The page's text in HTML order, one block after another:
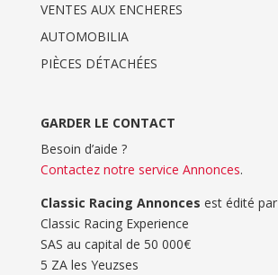
VENTES AUX ENCHERES
AUTOMOBILIA
PIÈCES DÉTACHÉES
GARDER LE CONTACT
Besoin d’aide ?
Contactez notre service Annonces.
Classic Racing Annonces est édité par
Classic Racing Experience
SAS au capital de 50 000€
5 ZA les Yeuzses